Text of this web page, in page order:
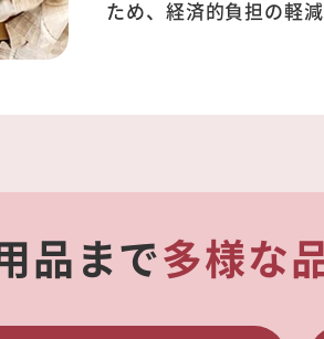
ため、経済的負担の軽
品まで多様な